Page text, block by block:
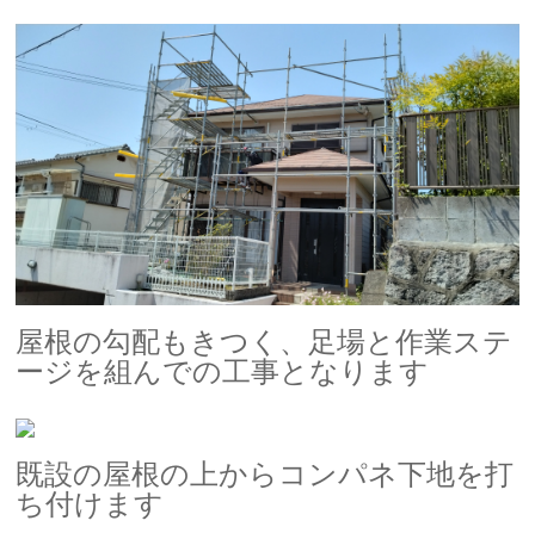
屋根の勾配もきつく、足場と作業ステ
ージを組んでの工事となります
既設の屋根の上からコンパネ下地を打
ち付けます